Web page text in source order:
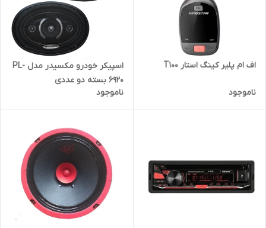
اف ام پلیر کینگ استار T100
ناموجود
اسپیکر خودرو مکسیدر مدل PL-
6920 بسته دو عددی
ناموجود